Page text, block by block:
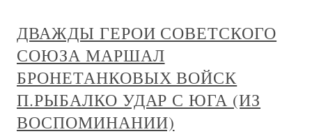
ДВАЖДЫ ГЕРОИ СОВЕТСКОГО
СОЮЗА МАРШАЛ
БРОНЕТАНКОВЫХ ВОЙСК
П.РЫБАЛКО УДАР С ЮГА (ИЗ
ВОСПОМИНАНИИ)